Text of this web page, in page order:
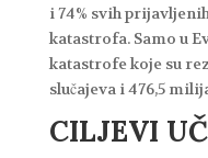
i 74% svih
katastrofa. Samo u
katastrofe koje su
slučajeva i 476,5
CILJEVI